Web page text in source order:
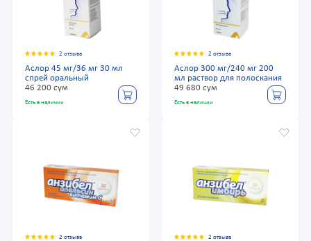
2 отзыва
Аслор 45 мг/36 мг 30 мл
спрей оральный
46 200 сум
Есть в наличии
2 отзыва
Аслор 300 мг/240 мг 200
мл раствор для полоскания
49 680 сум
Есть в наличии
2 отзыва 2 отзыва